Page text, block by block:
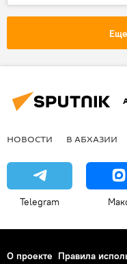
НОВОСТИ В АБХАЗИИ
Telegram
О проекте Правила